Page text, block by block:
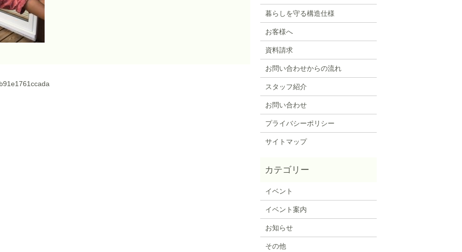
暮らしを守る構造仕様
お客様へ
資料請求
お問い合わせからの流れ
スタッフ紹介
お問い合わせ
プライバシーポリシー
サイトマップ
イベント
イベント案内
お知らせ
その他